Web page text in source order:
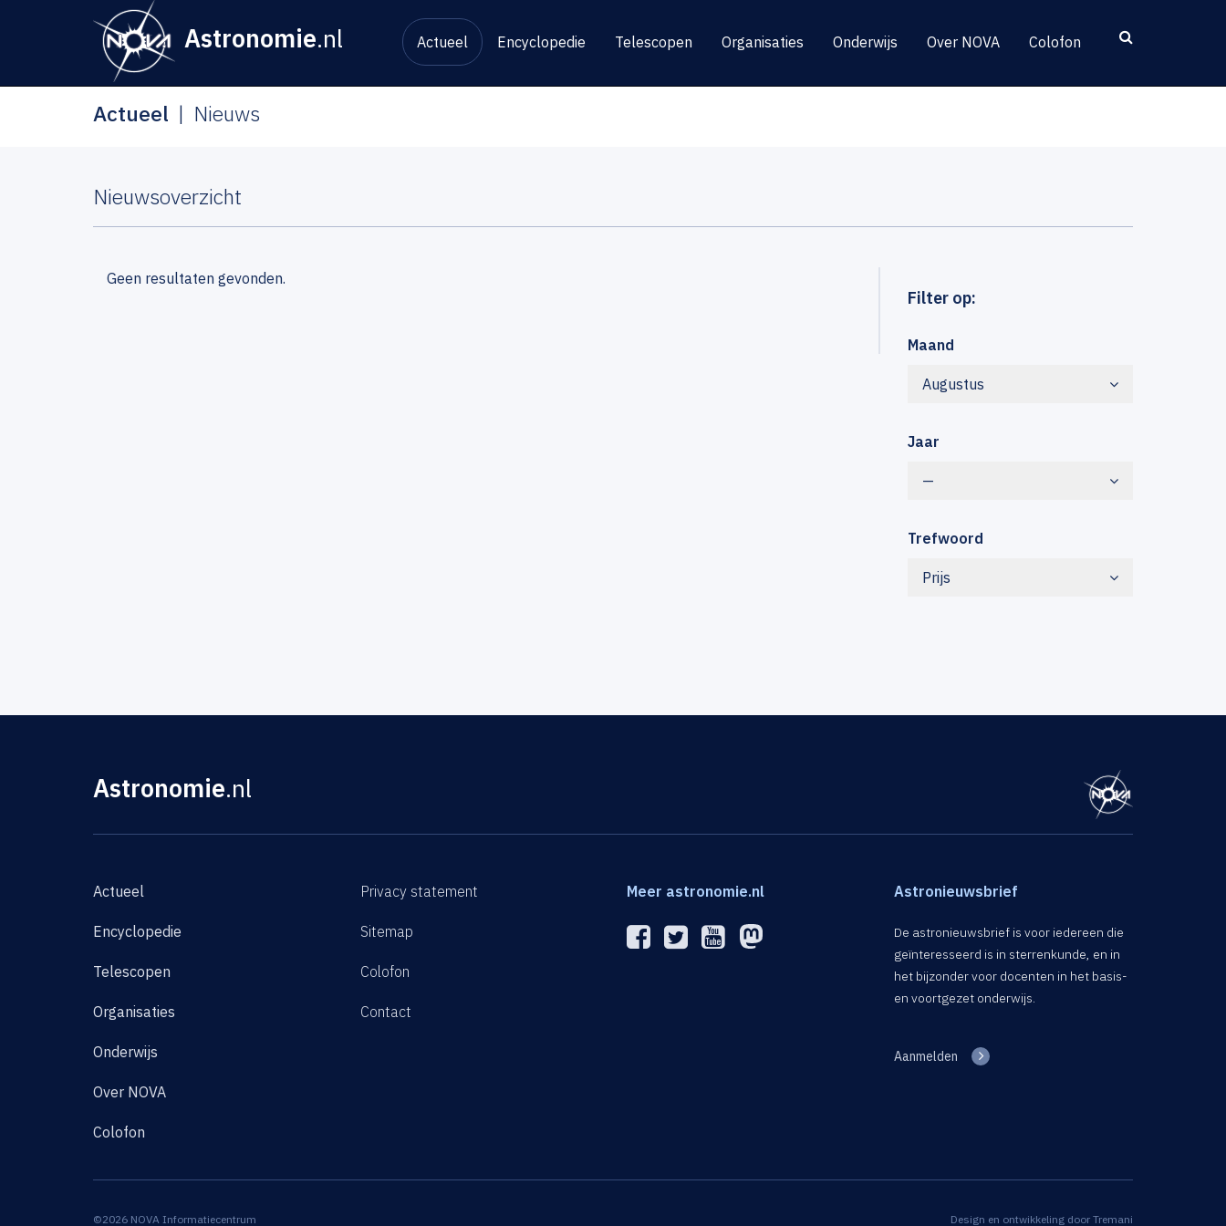
Astronomie.nl Actueel Encyclopedie Telescopen Organisaties Onderwijs Over NOVA Colofon
Actueel Nieuws
Nieuwsoverzicht
Filter op:
Maand
Augustus
Jaar
—
Trefwoord
Prijs
Geen resultaten gevonden.
Astronomie.nl
Actueel
Encyclopedie
Telescopen
Organisaties
Onderwijs
Over NOVA
Colofon
Privacy statement
Sitemap
Colofon
Contact
Meer astronomie.nl Astronieuwsbrief
De astronieuwsbrief is voor iedereen die
geïnteresseerd is in sterrenkunde, en in
het bijzonder voor docenten in het basis-
en voortgezet onderwijs.
Aanmelden
©2026 NOVA Informatiecentrum Design en ontwikkeling door Tremani